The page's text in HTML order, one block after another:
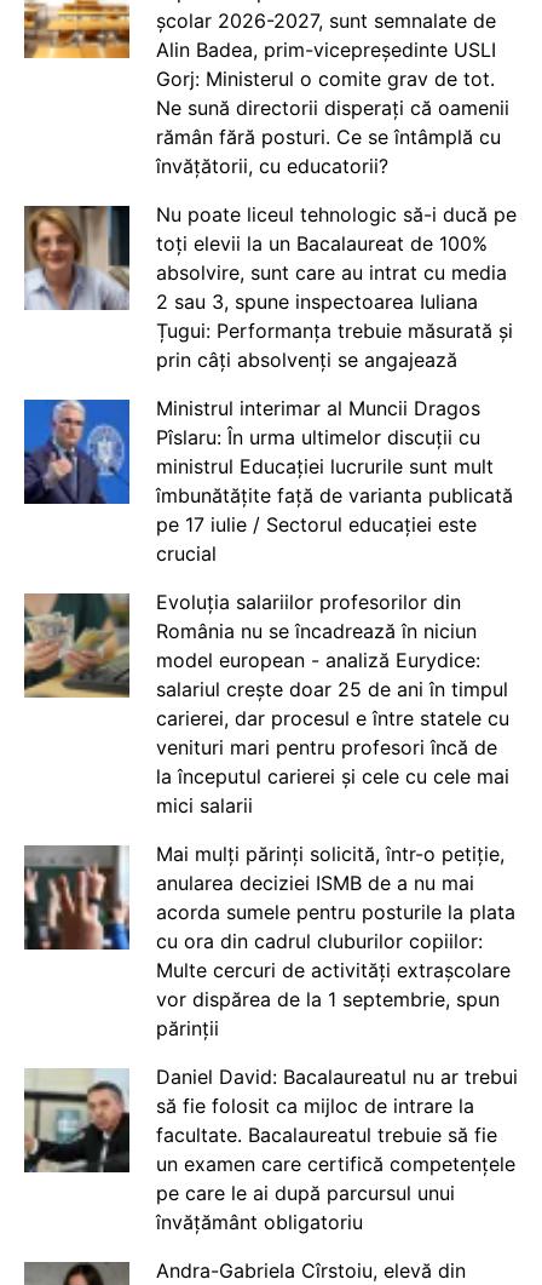
școlar 2026-2027, sunt semnalate de
Alin Badea, prim-vicepreședinte USLI
Gorj: Ministerul o comite grav de tot.
Ne sună directorii disperați că oamenii
rămân fără posturi. Ce se întâmplă cu
învățătorii, cu educatorii?
Nu poate liceul tehnologic să-i ducă pe
toți elevii la un Bacalaureat de 100%
absolvire, sunt care au intrat cu media
2 sau 3, spune inspectoarea Iuliana
Țugui: Performanța trebuie măsurată și
prin câți absolvenți se angajează
Ministrul interimar al Muncii Dragos
Pîslaru: În urma ultimelor discuții cu
ministrul Educației lucrurile sunt mult
îmbunătățite față de varianta publicată
pe 17 iulie / Sectorul educației este
crucial
Evoluția salariilor profesorilor din
România nu se încadrează în niciun
model european - analiză Eurydice:
salariul crește doar 25 de ani în timpul
carierei, dar procesul e între statele cu
venituri mari pentru profesori încă de
la începutul carierei și cele cu cele mai
mici salarii
Mai mulți părinți solicită, într-o petiție,
anularea deciziei ISMB de a nu mai
acorda sumele pentru posturile la plata
cu ora din cadrul cluburilor copiilor:
Multe cercuri de activități extrașcolare
vor dispărea de la 1 septembrie, spun
părinții
Daniel David: Bacalaureatul nu ar trebui
să fie folosit ca mijloc de intrare la
facultate. Bacalaureatul trebuie să fie
un examen care certifică competențele
pe care le ai după parcursul unui
învățământ obligatoriu
Andra-Gabriela Cîrstoiu, elevă din